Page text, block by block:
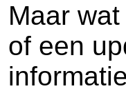
Maar
of een